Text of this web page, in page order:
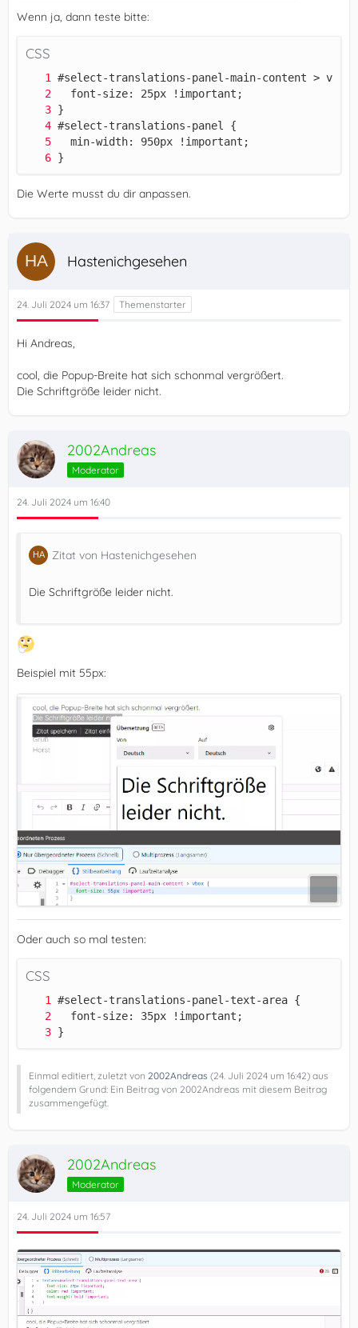
Wenn ja, dann teste bitte:
CSS
}
Die Werte musst du dir anpassen.
Hastenichgesehen
24. Juli 2024 um 16:37
Hi Andreas,
cool, die Popup-Breite hat sich schonmal vergrößert.
Die Schriftgröße leider nicht.
2002Andreas
Moderator
24. Juli 2024 um 16:40
Zitat von Hastenichgesehen
Die Schriftgröße leider nicht.
Beispiel mit 55px:
Oder auch so mal testen:
CSS
}
Einmal editiert, zuletzt von 2002Andreas (24. Juli 2024 um 16:42) aus
folgendem Grund: Ein Beitrag von 2002Andreas mit diesem Beitrag
zusammengefügt.
2002Andreas
Moderator
24. Juli 2024 um 16:57